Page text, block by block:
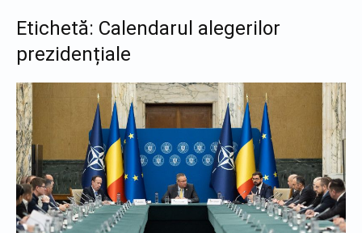
Etichetă: Calendarul alegerilor
prezidențiale